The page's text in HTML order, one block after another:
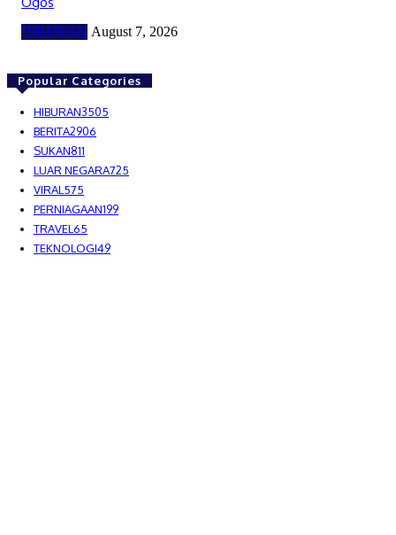
HIBURAN August 7, 2026
Popular Categories
HIBURAN3505
BERITA2906
SUKAN811
LUAR NEGARA725
VIRAL 575
PERNIAGAAN199
TRAVEL 65
TEKNOLOGI49